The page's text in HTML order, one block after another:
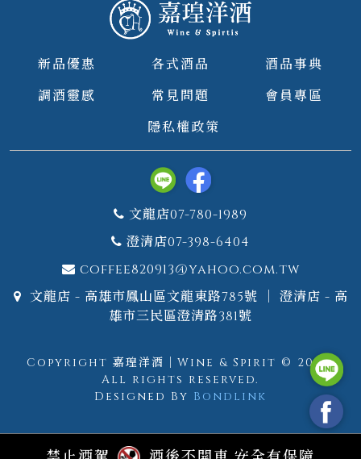
新品優惠 各式酒品
酒品事典
調酒靈感
常見問題
會員專區
隱私權政策
文龍店07-780-1989
澄清店07-398-6404
coffee820913@yahoo.com.tw
文龍店 - 高雄市鳳山區文龍東路785號 ｜ 澄清店 - 高
雄市三民區澄清路381號
Copyright 嘉瑝洋酒｜Wine & Spirit © 2026.
All rights reserved.
Designed By Bondlink